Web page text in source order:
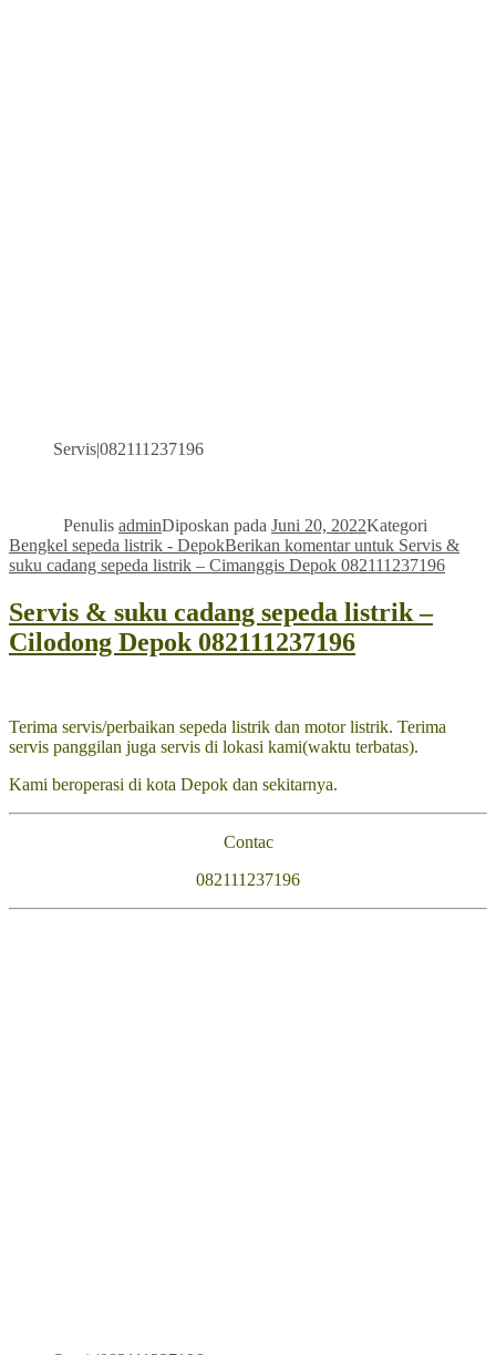
Servis|082111237196
Penulis adminDiposkan pada Juni 20, 2022Kategori
Bengkel sepeda listrik - DepokBerikan komentaruntuk Servis &
suku cadang sepeda listrik – Cimanggis Depok 082111237196
Servis & suku cadang sepeda listrik –
Cilodong Depok 082111237196
Terima servis/perbaikan sepeda listrik dan motor listrik. Terima
servis panggilan juga servis di lokasi kami(waktu terbatas).
Kami beroperasi di kota Depok dan sekitarnya.
Contac
082111237196